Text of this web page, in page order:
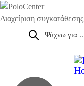
Διαχείριση συγκατάθεσης
Αναζήτηση
προϊόντων